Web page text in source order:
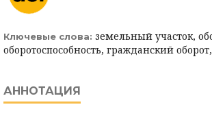
Ключевые слова: земельный участок,
оборотоспособность, гражданский
АННОТАЦИЯ